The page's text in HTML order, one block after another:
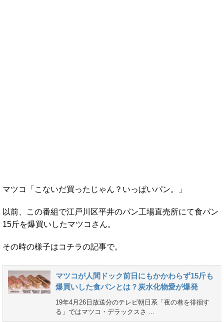
マツコ「こないだ買ったじゃん？いっぱいパン。」
以前、この番組で江戸川区平井のパン工場直売所にて食パン
15斤を爆買いしたマツコさん。
その時の様子はコチラの記事で。
マツコが人間ドック前日にもかかわらず15斤も
爆買いした食パンとは？炭水化物愛が爆発
19年4月26日放送分のテレビ朝日系「夜の巷を徘徊す
る」ではマツコ・デラックスさ ...